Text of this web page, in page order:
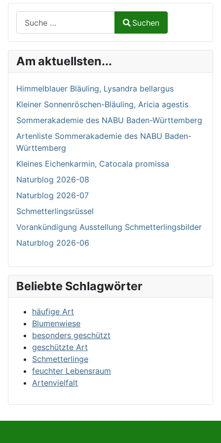
Type 2 or more characters for results.
Suchen
Am aktuellsten...
Himmelblauer Bläuling, Lysandra bellargus
Kleiner Sonnenröschen-Bläuling, Aricia agestis
Sommerakademie des NABU Baden-Württemberg
Artenliste Sommerakademie des NABU Baden-
Württemberg
Kleines Eichenkarmin, Catocala promissa
Naturblog 2026-08
Naturblog 2026-07
Schmetterlingsrüssel
Vorankündigung Ausstellung Schmetterlingsbilder
Naturblog 2026-06
Beliebte Schlagwörter
häufige Art
Blumenwiese
besonders geschützt
geschützte Art
Schmetterlinge
feuchter Lebensraum
Artenvielfalt